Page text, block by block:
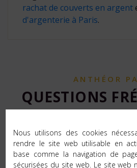
rachat de couverts en argent
d'argenterie à Paris.
ANTHÉOR
QUESTIONS
Nous utilisons des cookies
rendre le site web utilisable en
base comme la navigation de
sécurisées du site web. Le site web